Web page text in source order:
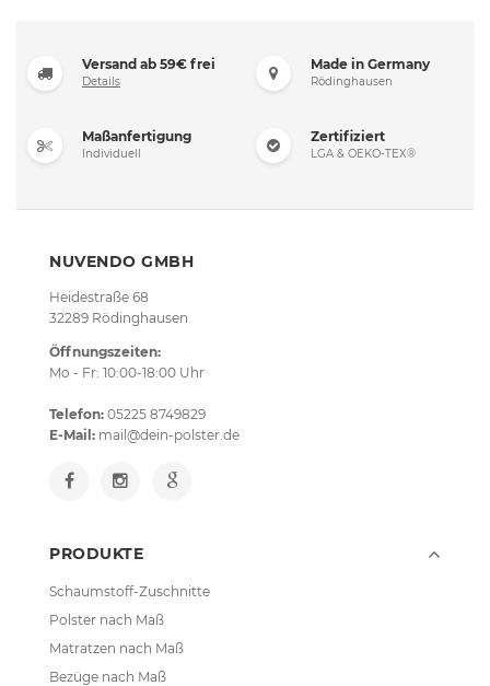
Versand ab 59€ frei
Details
Made in Germany
Rödinghausen
Maßanfertigung
Individuell
Zertifiziert
LGA & OEKO-TEX®
NUVENDO GMBH
Heidestraße 68
32289 Rödinghausen
Öffnungszeiten:
Mo - Fr: 10:00-18:00 Uhr
Telefon: 05225 8749829
E-Mail: mail@dein-polster.de
PRODUKTE
Schaumstoff-Zuschnitte
Polster nach Maß
Matratzen nach Maß
Bezüge nach Maß